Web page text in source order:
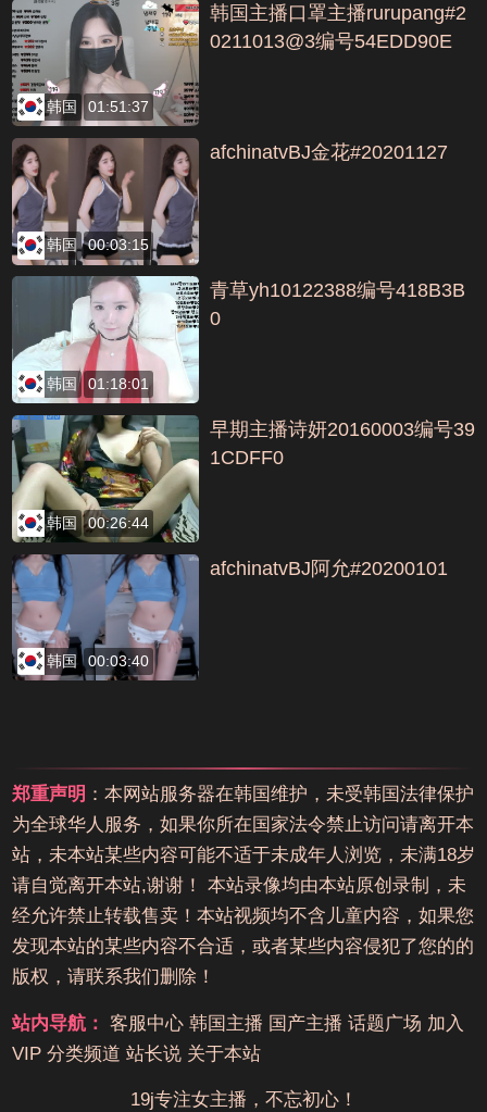
韩国 01:51:37
韩国主播口罩主播rurupang#2
0211013@3编号54EDD90E
韩国 00:03:15
afchinatvBJ金花#20201127
韩国 01:18:01
青草yh10122388编号418B3B
0
韩国 00:26:44
早期主播诗妍20160003编号39
1CDFF0
韩国 00:03:40
afchinatvBJ阿允#20200101
郑重声明 ：本网站服务器在韩国维护，未受韩国法律保护
为全球华人服务，如果你所在国家法令禁止访问请离开本
站，未本站某些内容可能不适于未成年人浏览，未满18岁
请自觉离开本站,谢谢！ 本站录像均由本站原创录制，未
经允许禁止转载售卖！本站视频均不含儿童内容，如果您
发现本站的某些内容不合适，或者某些内容侵犯了您的的
版权，请联系我们删除！
站内导航： 客服中心 韩国主播 国产主播 话题广场 加入
VIP 分类频道 站长说 关于本站
19j专注女主播，不忘初心！